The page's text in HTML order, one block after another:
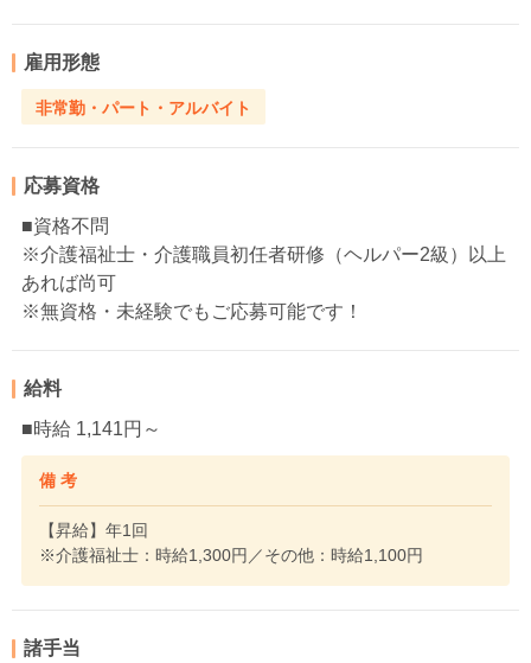
雇用形態
非常勤・パート・アルバイト
応募資格
■資格不問
※介護福祉士・介護職員初任者研修（ヘルパー2級）以上
あれば尚可
※無資格・未経験でもご応募可能です！
給料
■時給 1,141円～
備 考
【昇給】年1回
※介護福祉士：時給1,300円／その他：時給1,100円
諸手当